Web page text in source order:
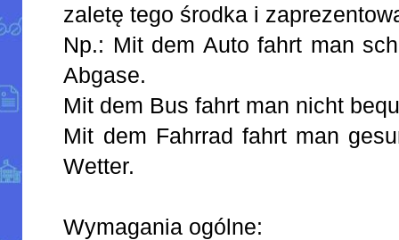
zaletę tego środka i
Np.: Mit dem Auto fahrt man
Abgase.
Mit dem Bus fahrt man nicht
Mit dem Fahrrad fahrt man
Wetter.
Wymagania ogólne: